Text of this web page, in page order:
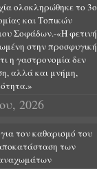
ολοκληρώθηκε το 3ο
και Τοπικών
Σοφάδων.-«Η φετινή
στην προσφυγική
η γαστρονομία δεν
αλλά και μνήμη,
2026
τον καθαρισμό του
των